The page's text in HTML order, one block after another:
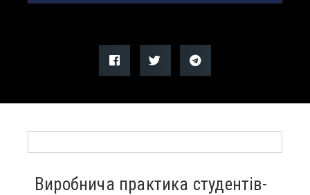
Виробнича практика студентів-